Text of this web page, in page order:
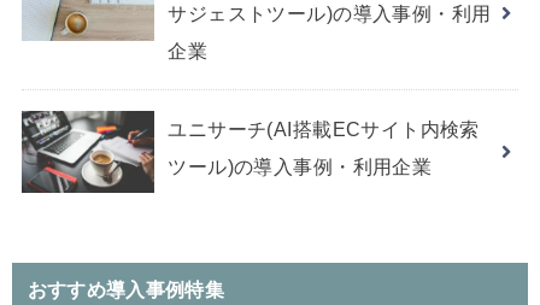
サジェストツール)の導入事例・利用
企業
ユニサーチ(AI搭載ECサイト内検索
ツール)の導入事例・利用企業
おすすめ導入事例特集